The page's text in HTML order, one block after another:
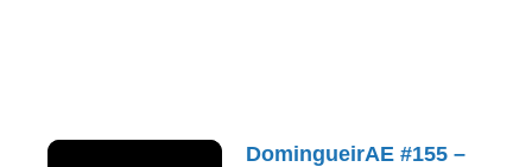
DomingueirAE #155 –